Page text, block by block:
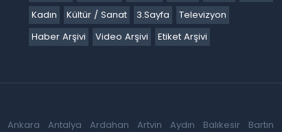
Kadın
Kültür / Sanat 3.Sayfa
Televizyon
Haber Arşivi
Video Arşivi Etiket Arşivi
Ankara Antalya Ardahan Artvin Aydın Balıkesir Bartın